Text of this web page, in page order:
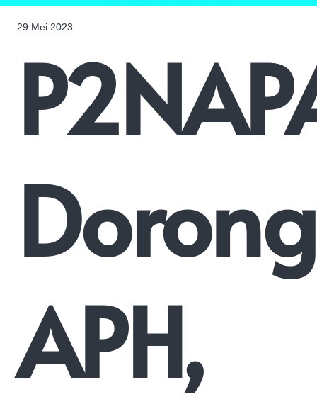
29 Mei 2023
Dorong
APH,